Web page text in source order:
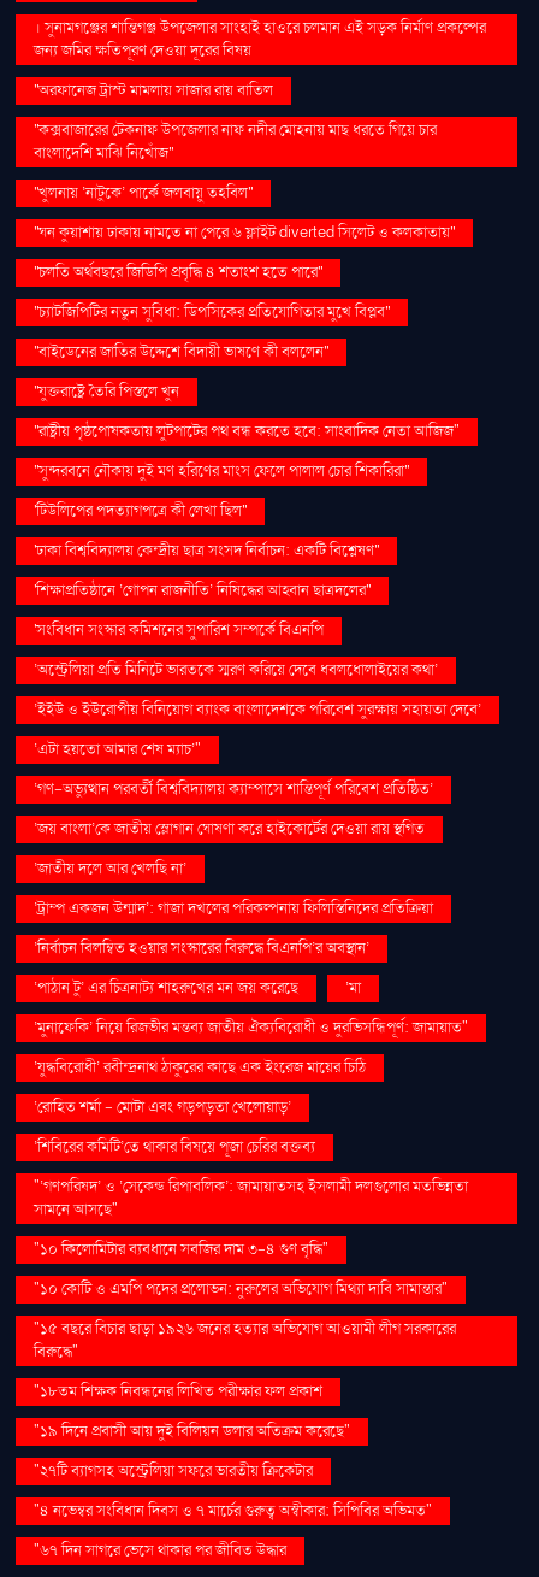
। সুনামগঞ্জের শান্তিগঞ্জ উপজেলার সাংহাই হাওরে চলমান এই সড়ক নির্মাণ প্রকল্পের
জন্য জমির ক্ষতিপূরণ দেওয়া দূরের বিষয়
''অরফানেজ ট্রাস্ট মামলায় সাজার রায় বাতিল
''কক্সবাজারের টেকনাফ উপজেলার নাফ নদীর মোহনায় মাছ ধরতে গিয়ে চার
বাংলাদেশি মাঝি নিখোঁজ''
''খুলনায় ‘নাটুকে’ পার্কে জলবায়ু তহবিল''
''ঘন কুয়াশায় ঢাকায় নামতে না পেরে ৬ ফ্লাইট diverted সিলেট ও কলকাতায়''
''চলতি অর্থবছরে জিডিপি প্রবৃদ্ধি ৪ শতাংশ হতে পারে''
''চ্যাটজিপিটির নতুন সুবিধা: ডিপসিকের প্রতিযোগিতার মুখে বিপ্লব''
''বাইডেনের জাতির উদ্দেশে বিদায়ী ভাষণে কী বললেন''
''যুক্তরাষ্ট্রে তৈরি পিস্তলে খুন
''রাষ্ট্রীয় পৃষ্ঠপোষকতায় লুটপাটের পথ বন্ধ করতে হবে: সাংবাদিক নেতা আজিজ"
''সুন্দরবনে নৌকায় দুই মণ হরিণের মাংস ফেলে পালাল চোর শিকারিরা''
'টিউলিপের পদত্যাগপত্রে কী লেখা ছিল''
'ঢাকা বিশ্ববিদ্যালয় কেন্দ্রীয় ছাত্র সংসদ নির্বাচন: একটি বিশ্লেষণ''
'শিক্ষাপ্রতিষ্ঠানে ‘গোপন রাজনীতি’ নিষিদ্ধের আহ্বান ছাত্রদলের''
'সংবিধান সংস্কার কমিশনের সুপারিশ সম্পর্কে বিএনপি
‘অস্ট্রেলিয়া প্রতি মিনিটে ভারতকে স্মরণ করিয়ে দেবে ধবলধোলাইয়ের কথা’
‘ইইউ ও ইউরোপীয় বিনিয়োগ ব্যাংক বাংলাদেশকে পরিবেশ সুরক্ষায় সহায়তা দেবে’
‘এটা হয়তো আমার শেষ ম্যাচ’"
‘গণ–অভ্যুত্থান পরবর্তী বিশ্ববিদ্যালয় ক্যাম্পাসে শান্তিপূর্ণ পরিবেশ প্রতিষ্ঠিত’
‘জয় বাংলা’কে জাতীয় স্লোগান ঘোষণা করে হাইকোর্টের দেওয়া রায় স্থগিত
‘জাতীয় দলে আর খেলছি না’
‘ট্রাম্প একজন উন্মাদ’: গাজা দখলের পরিকল্পনায় ফিলিস্তিনিদের প্রতিক্রিয়া
‘নির্বাচন বিলম্বিত হওয়ার সংস্কারের বিরুদ্ধে বিএনপি’র অবস্থান’
‘পাঠান টু’ এর চিত্রনাট্য শাহরুখের মন জয় করেছে
‘মা
‘মুনাফেকি’ নিয়ে রিজভীর মন্তব্য জাতীয় ঐক্যবিরোধী ও দুরভিসন্ধিপূর্ণ: জামায়াত"
‘যুদ্ধবিরোধী’ রবীন্দ্রনাথ ঠাকুরের কাছে এক ইংরেজ মায়ের চিঠি
‘রোহিত শর্মা - মোটা এবং গড়পড়তা খেলোয়াড়’
‘শিবিরের কমিটি’তে থাকার বিষয়ে পূজা চেরির বক্তব্য
"‘গণপরিষদ’ ও ‘সেকেন্ড রিপাবলিক’: জামায়াতসহ ইসলামী দলগুলোর মতভিন্নতা
সামনে আসছে"
"১০ কিলোমিটার ব্যবধানে সবজির দাম ৩-৪ গুণ বৃদ্ধি"
"১০ কোটি ও এমপি পদের প্রলোভন: নুরুলের অভিযোগ মিথ্যা দাবি সামান্তার"
"১৫ বছরে বিচার ছাড়া ১৯২৬ জনের হত্যার অভিযোগ আওয়ামী লীগ সরকারের
বিরুদ্ধে"
"১৮তম শিক্ষক নিবন্ধনের লিখিত পরীক্ষার ফল প্রকাশ
"১৯ দিনে প্রবাসী আয় দুই বিলিয়ন ডলার অতিক্রম করেছে"
"২৭টি ব্যাগসহ অস্ট্রেলিয়া সফরে ভারতীয় ক্রিকেটার
"৪ নভেম্বর সংবিধান দিবস ও ৭ মার্চের গুরুত্ব অস্বীকার: সিপিবির অভিমত"
"৬৭ দিন সাগরে ভেসে থাকার পর জীবিত উদ্ধার